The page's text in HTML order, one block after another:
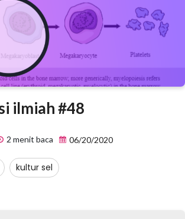
ilmiah #48
2 menit baca 06/20/2020
kultur sel